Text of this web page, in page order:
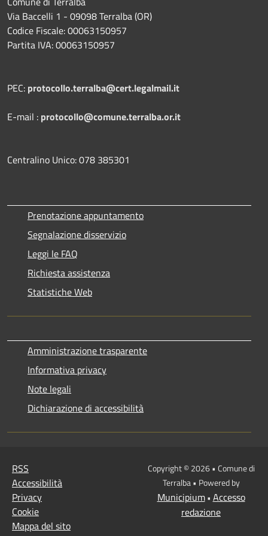
Via Baccelli 1 - 09098 Terralba (OR)
Codice Fiscale: 00063150957
Partita IVA: 00063150957
PEC: protocollo.terralba@cert.legalmail.it
E-mail : protocollo@comune.terralba.or.it
Centralino Unico: 078 385301
Prenotazione appuntamento
Segnalazione disservizio
Leggi le FAQ
Richiesta assistenza
Statistiche Web
Amministrazione trasparente
Informativa privacy
Note legali
Dichiarazione di accessibilità
RSS
Accessibilità
Privacy
Cookie
Mappa del sito
Copyright © 2026 • Comune di
Terralba • Powered by
Municipium• Accesso
redazione